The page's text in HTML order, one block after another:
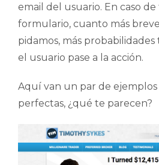
email del usuario. En caso
formulario, cuanto más breve
pidamos, más
el usuario pase a la acción.
Aquí van un par de ejemplos
perfectas, ¿qué te parecen?